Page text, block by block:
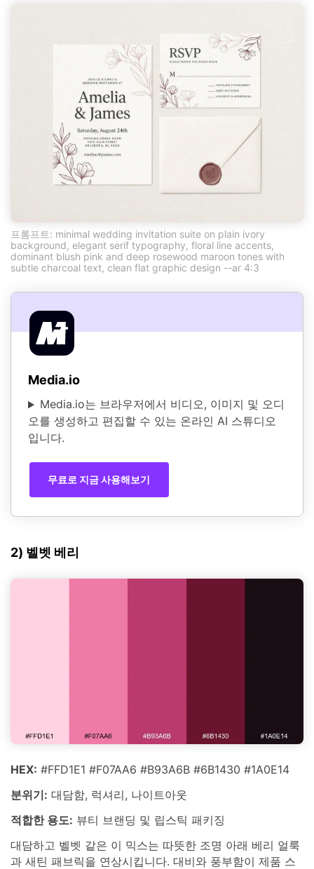
프롬프트: minimal wedding invitation suite on plain ivory
background, elegant serif typography, floral line accents,
dominant blush pink and deep rosewood maroon tones with
subtle charcoal text, clean flat graphic design --ar 4:3
Media.io
Media.io는 브라우저에서 비디오, 이미지 및 오디
오를 생성하고 편집할 수 있는 온라인 AI 스튜디오
입니다.
무료로 지금 사용해보기
2) 벨벳 베리
HEX: #FFD1E1 #F07AA6 #B93A6B #6B1430 #1A0E14
분위기: 대담함, 럭셔리, 나이트아웃
적합한 용도: 뷰티 브랜딩 및 립스틱 패키징
대담하고 벨벳 같은 이 믹스는 따뜻한 조명 아래 베리 얼룩
과 새틴 패브릭을 연상시킵니다. 대비와 풍부함이 제품 스